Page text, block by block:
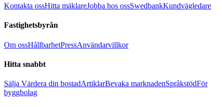
Kontakta ossHitta mäklareJobba hos ossSwedbankKundvägledare
Fastighetsbyrån
Om ossHållbarhetPressAnvändarvillkor
Hitta snabbt
Sälja Värdera din bostadArtiklarBevaka marknadenSpråkstödFör
byggbolag